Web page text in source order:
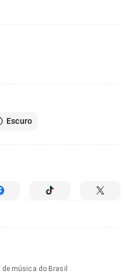
Escuro
música do Brasil